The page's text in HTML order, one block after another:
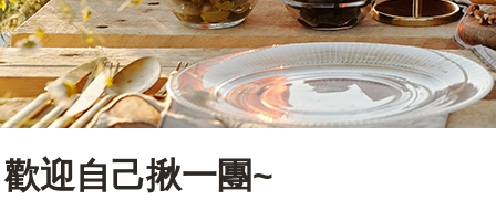
歡迎自己揪一團~